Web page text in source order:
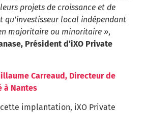
projets de croissance et de
qu’investisseur local indépendant
majoritaire ou minoritaire »,
Président d’iXO Private
Carreaud, Directeur de
à Nantes
implantation, iXO Private